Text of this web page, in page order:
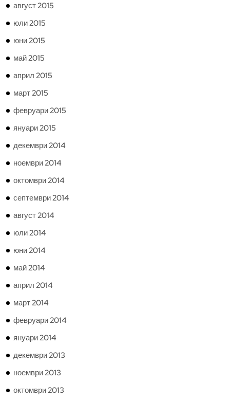
август 2015
юли 2015
юни 2015
май 2015
април 2015
март 2015
февруари 2015
януари 2015
декември 2014
ноември 2014
октомври 2014
септември 2014
август 2014
юли 2014
юни 2014
май 2014
април 2014
март 2014
февруари 2014
януари 2014
декември 2013
ноември 2013
октомври 2013